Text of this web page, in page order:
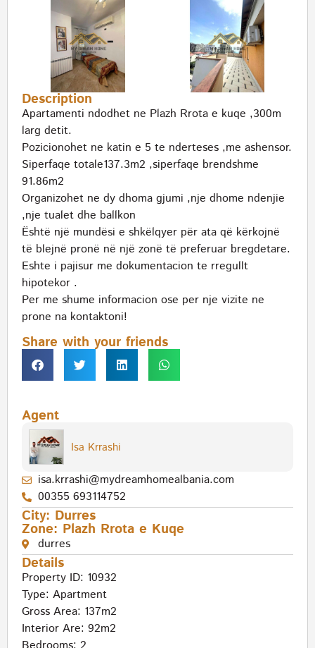
Description
Apartamenti ndodhet ne Plazh Rrota e kuqe ,300m
larg detit.
Pozicionohet ne katin e 5 te nderteses ,me ashensor.
Siperfaqe totale137.3m2 ,siperfaqe brendshme
91.86m2
Organizohet ne dy dhoma gjumi ,nje dhome ndenjie
,nje tualet dhe ballkon
Është një mundësi e shkëlqyer për ata që kërkojnë
të blejnë pronë në një zonë të preferuar bregdetare.
Eshte i pajisur me dokumentacion te rregullt
hipotekor .
Per me shume informacion ose per nje vizite ne
prone na kontaktoni!
Share with your friends
Agent
Isa Krrashi
isa.krrashi@mydreamhomealbania.com
00355 693114752
City: Durres
Zone: Plazh Rrota e Kuqe
durres
Details
Property ID: 10932
Type: Apartment
Gross Area: 137m2
Interior Are: 92m2